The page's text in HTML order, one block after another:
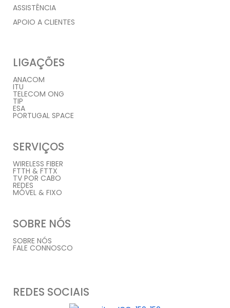
ASSISTÊNCIA
APOIO A CLIENTES
LIGAÇÕES
ANACOM
ITU
TELECOM ONG
TIP
ESA
PORTUGAL SPACE
SERVIÇOS
WIRELESS FIBER
FTTH & FTTX
TV POR CABO
REDES
MÓVEL & FIXO
SOBRE NÓS
SOBRE NÓS
FALE CONNOSCO
REDES SOCIAIS